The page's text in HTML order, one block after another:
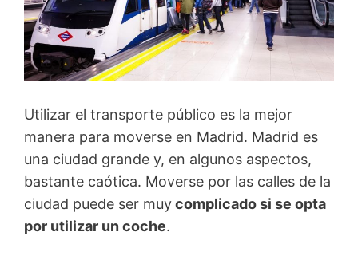
Utilizar el transporte público es la mejor
manera para moverse en Madrid. Madrid es
una ciudad grande y, en algunos aspectos,
bastante caótica. Moverse por las calles de la
ciudad puede ser muycomplicado si se opta
por utilizar un coche.